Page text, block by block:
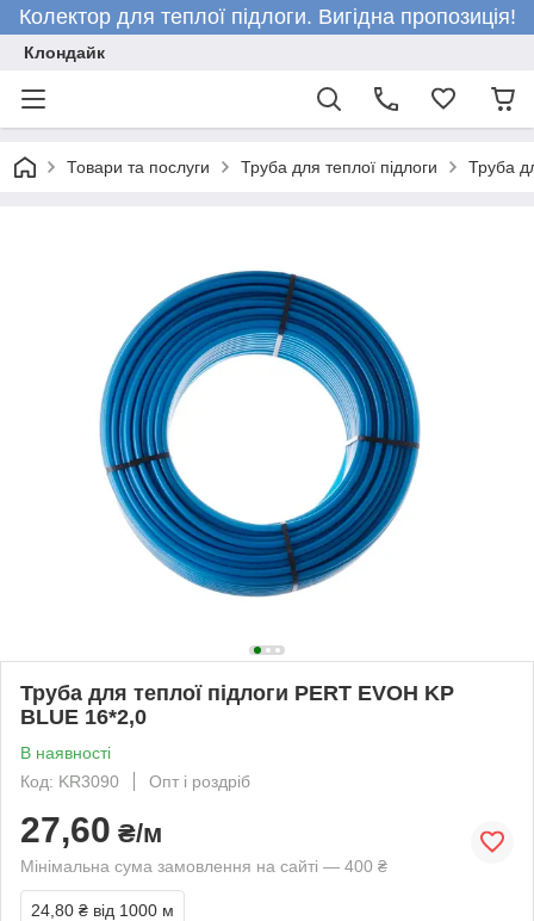
Колектор для теплої підлоги. Вигідна пропозиція!
Клондайк
Товари та послуги Труба для теплої підлоги Труба
Труба для теплої підлоги PERT EVOH KP
BLUE 16*2,0
В наявності
Код: KR3090
Опт і роздріб
27,60 ₴/м
Мінімальна сума замовлення на сайті — 400 ₴
24,80 ₴ від 1000 м